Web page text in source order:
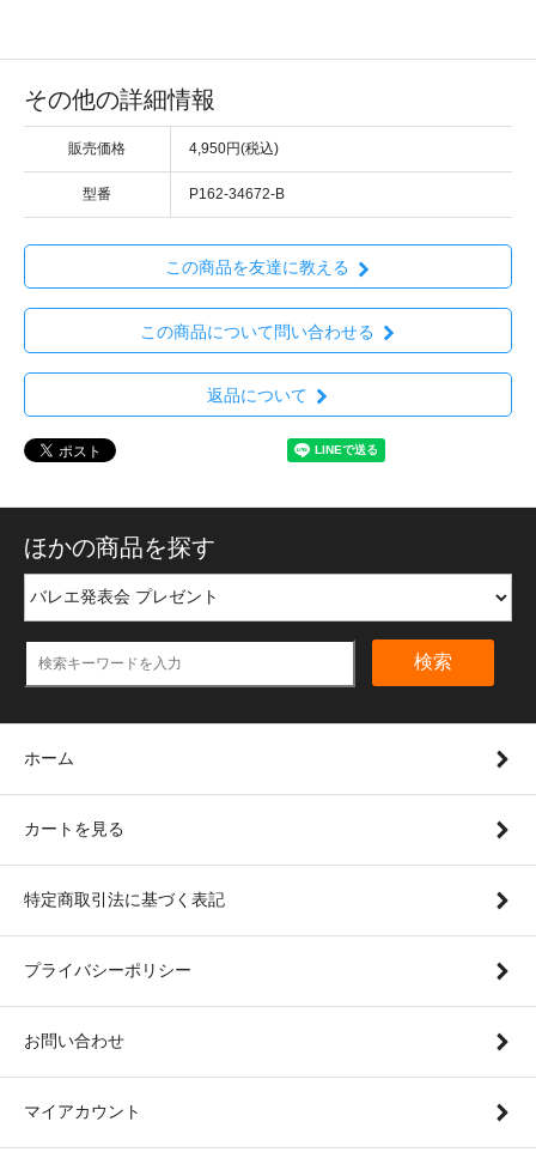
その他の詳細情報
販売価格 4,950円(税込)
型番 P162-34672-B
この商品を友達に教える
この商品について問い合わせる
返品について
ほかの商品を探す
検索
ホーム
カートを見る
特定商取引法に基づく表記
プライバシーポリシー
お問い合わせ
マイアカウント